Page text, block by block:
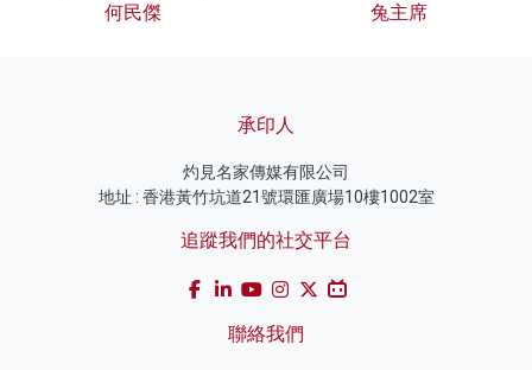
何民傑 兔主席
承印人
灼見名家傳媒有限公司
地址 : 香港黃竹坑道21號環匯廣場10樓1002室
追蹤我們的社交平台
聯絡我們